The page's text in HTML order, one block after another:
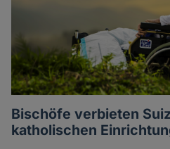
Bischöfe verbieten
katholischen